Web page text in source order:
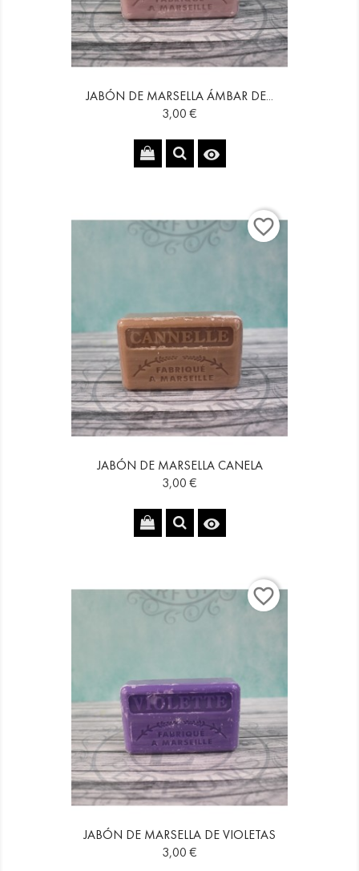
JABÓN DE MARSELLA ÁMBAR DE...
Precio
3,00 €

favorite_border
JABÓN DE MARSELLA CANELA
Precio
3,00 €

favorite_border
JABÓN DE MARSELLA DE VIOLETAS
Precio
3,00 €